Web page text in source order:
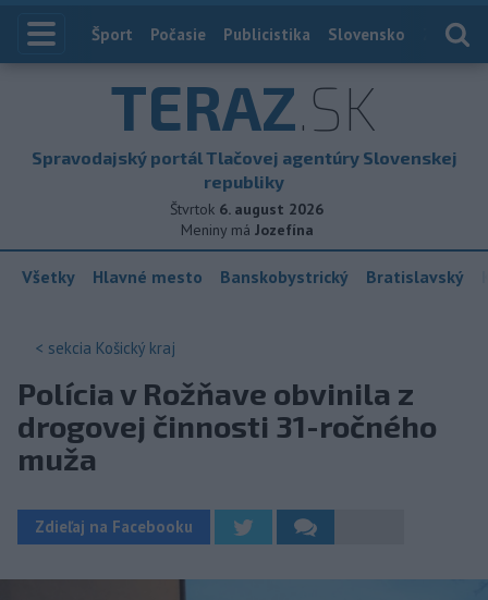
Index
Šport Počasie Publicistika Slovensko
TERAZ.SK
Spravodajský portál Tlačovej agentúry Slovenskej
republiky
Štvrtok 6. august 2026
Meniny má Jozefína
Všetky Hlavné mesto Banskobystrický Bratislavský
< sekcia Košický kraj
Polícia v Rožňave obvinila z
drogovej činnosti 31-ročného
muža
Zdieľaj na Facebooku